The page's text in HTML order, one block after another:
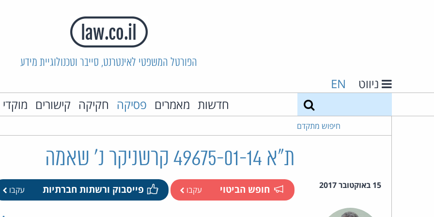
הפורטל המשפטי לאינטרנט, סייבר וטכנולוגיית מידע
ניווט EN
חדשות מאמרים פסיקה חקיקה קישורים
חיפוש מתקדם
ת"א 49675-01-14 קרשניקר נ' שאמה
15 באוקטובר 2017 חופש הביטוי עקבו פייסבוק ורשתות חברתיות עקבו